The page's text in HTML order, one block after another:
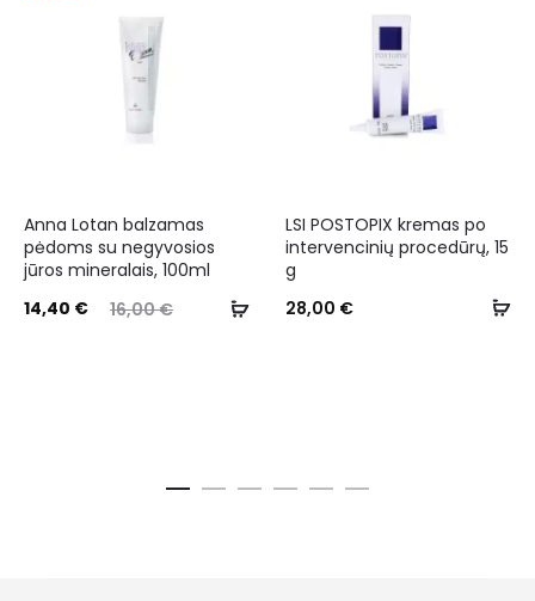
Anna Lotan balzamas
pėdoms su negyvosios
jūros mineralais, 100ml
16,00€
14,40 €
LSI POSTOPIX kremas po
intervencinių procedūrų, 15
g
28,00 €